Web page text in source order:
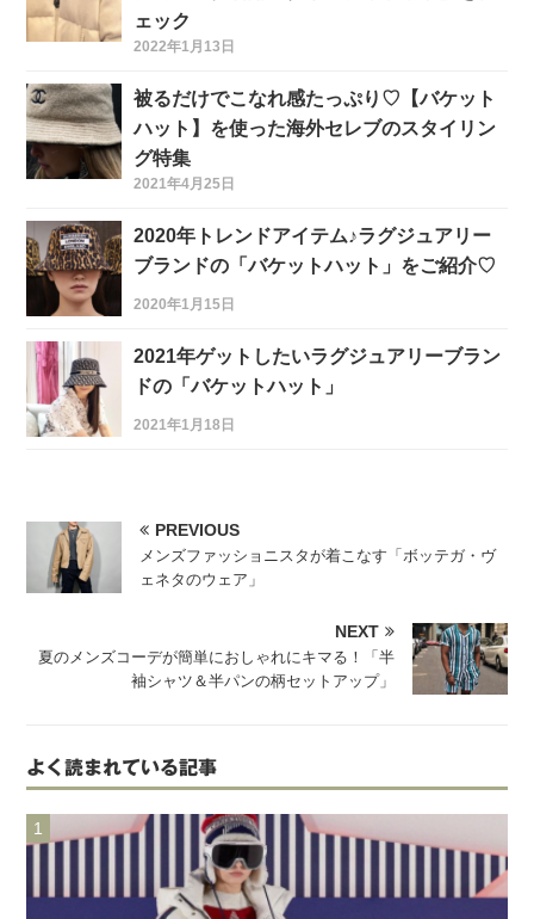
ェック
2022年1月13日
被るだけでこなれ感たっぷり♡【バケット
ハット】を使った海外セレブのスタイリン
グ特集
2021年4月25日
2020年トレンドアイテム♪ラグジュアリー
ブランドの「バケットハット」をご紹介♡
2020年1月15日
2021年ゲットしたいラグジュアリーブラン
ドの「バケットハット」
2021年1月18日
PREVIOUS
メンズファッショニスタが着こなす「ボッテガ・ヴ
ェネタのウェア」
NEXT
夏のメンズコーデが簡単におしゃれにキマる！「半
袖シャツ＆半パンの柄セットアップ」
よく読まれている記事